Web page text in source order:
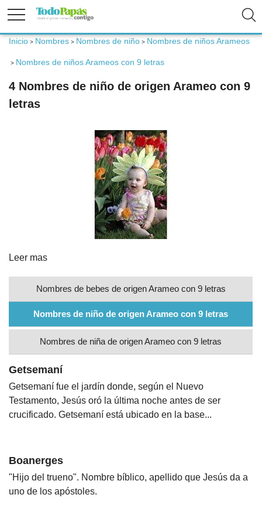
Embarazo
Cuentos
Inicio > Nombres > Nombres de niño > Nombres de niños Arameos
> Nombres de niños Arameos con 9 letras
4 Nombres de niño de origen Arameo con 9
letras
Leer mas
Nombres de bebes de origen Arameo con 9 letras
Nombres de niño de origen Arameo con 9 letras
Nombres de niña de origen Arameo con 9 letras
Getsemaní
Getsemaní fue el jardín donde, según el Nuevo
Testamento, Jesús oró la última noche antes de ser
crucificado. Getsemaní está ubicado en la base...
Boanerges
"Hijo del trueno". Nombre bíblico, apellido que Jesús da a
uno de los apóstoles.